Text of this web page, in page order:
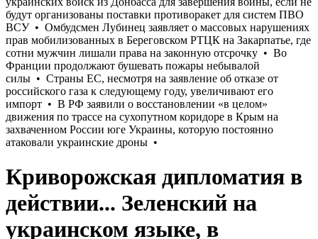
Криворожская дипломатия в
действии... Зеленский на
украинском языке, в